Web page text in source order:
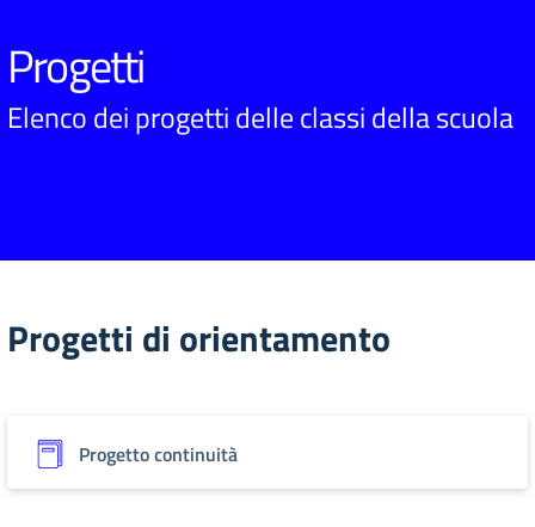
Progetti
Elenco dei progetti delle classi della scuola
Progetti di orientamento
Progetto continuità